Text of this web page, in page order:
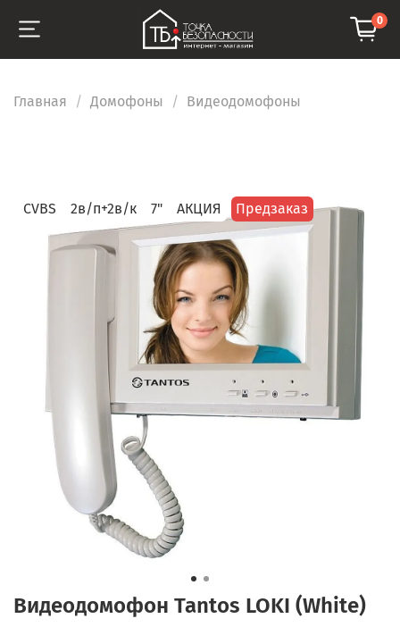
0
Главная Домофоны Видеодомофоны
CVBS 2в/п+2в/к 7" АКЦИЯ Предзаказ
Видеодомофон Tantos LOKI (White)